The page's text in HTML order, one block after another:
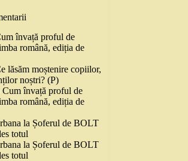
învață proful de
română, ediția de
lăsăm moștenire copiilor,
noștri? (P)
Cum învață proful de
română, ediția de
la Șoferul de BOLT
totul
la Șoferul de BOLT
totul